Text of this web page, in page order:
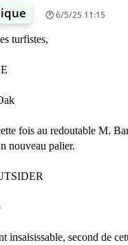
6/5/25 11:15
turfistes,
fois au redoutable M.
nouveau palier.
insaisissable, second de